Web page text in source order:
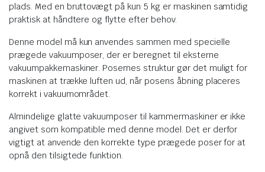
plads. Med en bruttovægt på kun 5 kg er maskinen samtidig
praktisk at håndtere og flytte efter behov.
Denne model må kun anvendes sammen med specielle
prægede vakuumposer, der er beregnet til eksterne
vakuumpakkemaskiner. Posernes struktur gør det muligt for
maskinen at trække luften ud, når posens åbning placeres
korrekt i vakuumområdet.
Almindelige glatte vakuumposer til kammermaskiner er ikke
angivet som kompatible med denne model. Det er derfor
vigtigt at anvende den korrekte type prægede poser for at
opnå den tilsigtede funktion.